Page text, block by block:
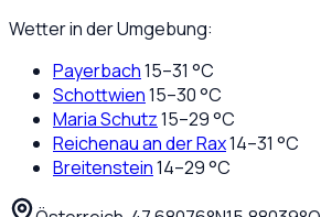
Wetter in der Umgebung:
Payerbach15–31 °C
Schottwien15–30°C
Maria Schutz15–29°C
Reichenau an der Rax14–31 °C
Breitenstein14–29°C